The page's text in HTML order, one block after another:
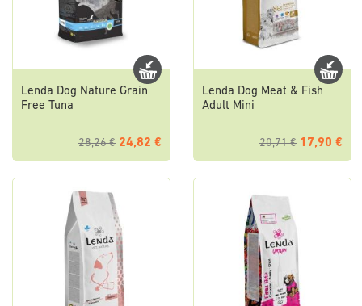
Lenda Dog Nature Grain
Free Tuna
28,26 € 24,82 €
Lenda Dog Meat & Fish
Adult Mini
20,71 € 17,90 €